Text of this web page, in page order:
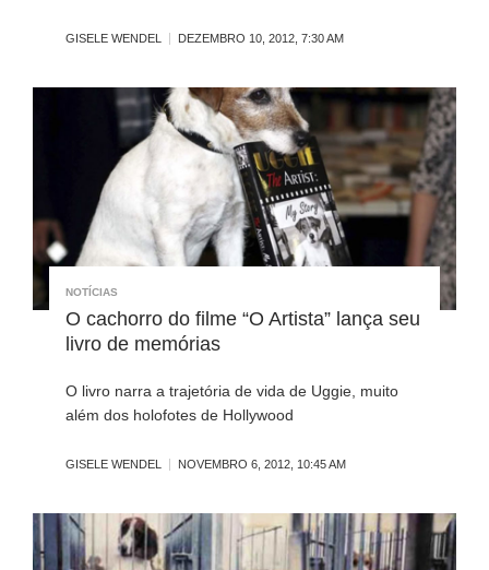
GISELE WENDEL DEZEMBRO 10, 2012, 7:30 AM
NOTÍCIAS
O cachorro do filme “O Artista” lança seu
livro de memórias
O livro narra a trajetória de vida de Uggie, muito
além dos holofotes de Hollywood
GISELE WENDEL NOVEMBRO 6, 2012, 10:45 AM